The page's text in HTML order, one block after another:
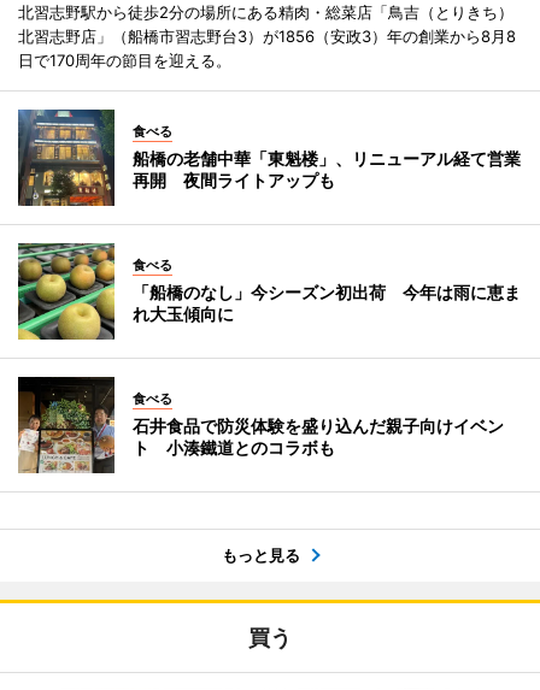
北習志野駅から徒歩2分の場所にある精肉・総菜店「鳥吉（とりきち）
北習志野店」（船橋市習志野台3）が1856（安政3）年の創業から8月8
日で170周年の節目を迎える。
食べる
船橋の老舗中華「東魁楼」、リニューアル経て営業
再開 夜間ライトアップも
食べる
「船橋のなし」今シーズン初出荷 今年は雨に恵ま
れ大玉傾向に
食べる
石井食品で防災体験を盛り込んだ親子向けイベン
ト 小湊鐵道とのコラボも
もっと見る
買う